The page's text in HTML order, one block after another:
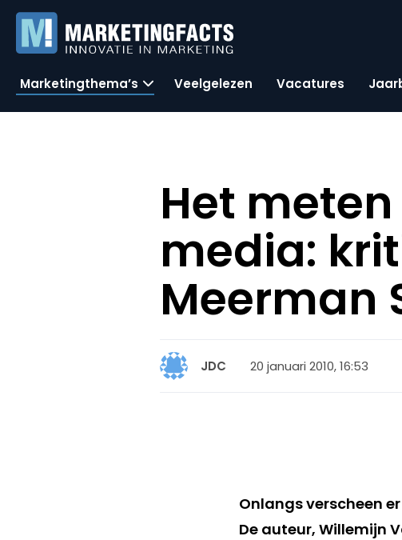
Marketingthema’s Veelgelezen Vacatures
Het
media:
Meerman
JDC 20 januari 2010, 16:53
Onlangs verscheen
De auteur, Willemijn